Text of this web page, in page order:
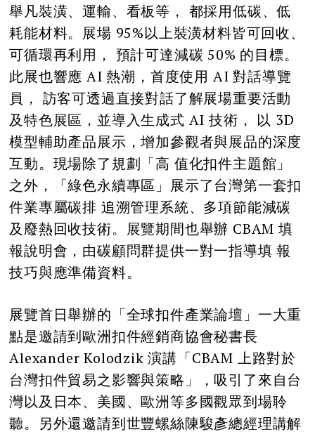
舉凡裝潢、運輸、看板等， 都採用低碳、低
耗能材料。展場 95%以上裝潢材料皆可回收、
可循環再利用， 預計可達減碳 50% 的目標。
此展也響應 AI 熱潮，首度使用 AI 對話導覽
員， 訪客可透過直接對話了解展場重要活動
及特色展區，並導入生成式 AI 技術， 以 3D
模型輔助產品展示，增加參觀者與展品的深度
互動。現場除了規劃「高 值化扣件主題館」
之外，「綠色永續專區」展示了台灣第一套扣
件業專屬碳排 追溯管理系統、多項節能減碳
及廢熱回收技術。展覽期間也舉辦 CBAM 填
報說明會，由碳顧問群提供一對一指導填 報
技巧與應準備資料。
展覽首日舉辦的「全球扣件產業論壇」一大重
點是邀請到歐洲扣件經銷商協會秘書長
Alexander Kolodzik 演講「CBAM 上路對於
台灣扣件貿易之影響與策略」，吸引了來自台
灣以及日本、美國、歐洲等多國觀眾到場聆
聽。另外還邀請到世豐螺絲陳駿彥總經理講解